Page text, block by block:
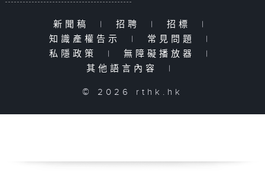
新聞稿 | 招聘 | 招標
|
知識產權告示
| 常見問題
|
私隱政策
| 無障礙播放器
|
其他語言內容
|
© 2026 rthk.hk